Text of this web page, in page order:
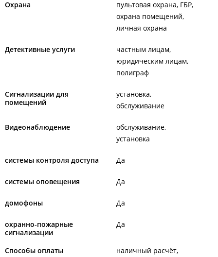
Охрана
пультовая охрана, ГБР
охрана помещений
личная охрана
Детективные услуги
частным лицам
юридическим лицам
полиграф
Сигнализации для
помещений
установка
обслуживание
Видеонаблюдение
обслуживание
установка
системы контроля доступа Да
системы оповещения Да
домофоны Да
охранно-пожарные
сигнализации
Да
Способы оплаты
наличный расчёт